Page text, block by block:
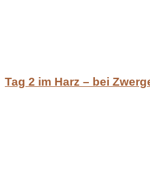
Tag 2 im Harz – bei